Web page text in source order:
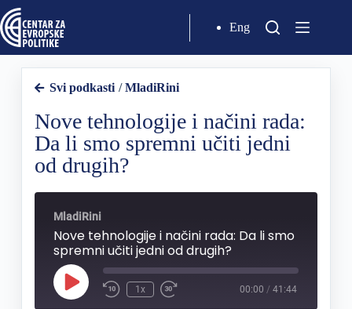
Eng
Svi podkasti /MladiRini
Nove tehnologije i načini rada:
Da li smo spremni učiti jedni
od drugih?
MladiRini
Nove tehnologije i načini rada: Da li smo
spremni učiti jedni od drugih?
1x 00:00 / 41:44